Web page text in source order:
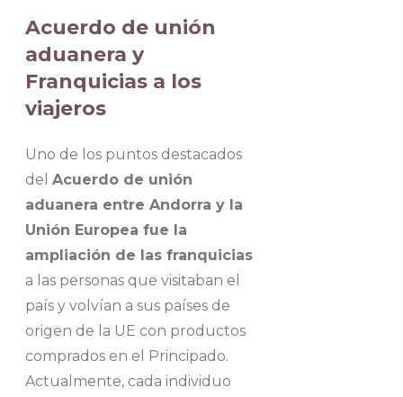
Acuerdo de unión
aduanera y
Franquicias a los
viajeros
Uno de los puntos destacados
del Acuerdo de unión
aduanera entre Andorra y la
Unión Europea fue la
ampliación de las franquicias
a las personas que visitaban el
país y volvían a sus países de
origen de la UE con productos
comprados en el Principado.
Actualmente, cada individuo